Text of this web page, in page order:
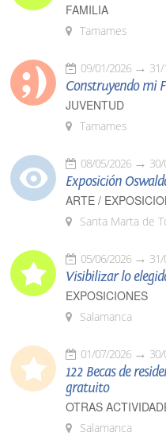
FAMILIA
Tamames
09/01/2026
Construyendo mi
JUVENTUD
Tamames
08/05/2026
Exposición
ARTE /
Santa Marta de
05/06/2026
Visibilizar lo
EXPOSICIONES
Salamanca
01/07/2026
122 Becas de
gratuito
OTRAS
Salamanca